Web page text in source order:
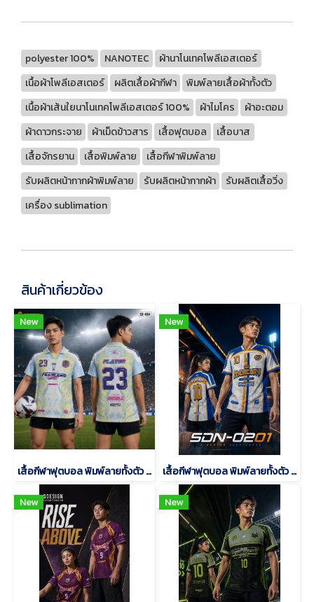
polyester 100% NANOTEC
ผ้านาโนเทคโพลีเอสเตอร์
เนื้อผ้าโพลีเอสเตอร์
ผลิตเสื้อผ้ากีฬา
พิมพ์ลายเสื้อผ้าทั้งตัว
เนื้อผ้าเส้นใยนาโนเทคโพลีเอสเตอร์ 100%
ผ้าไมโคร
ผ้าอะตอม
ผ้าดาวกระจาย
ผ้าเม็ดข้าวสาร เสื้อฟุตบอล
เสื้อบาส
เสื้อจักรยาน
เสื้อพิมพ์ลาย
เสื้อกีฬาพิมพ์ลาย
รับผลิตหน้ากากผ้าพิมพ์ลาย
รับผลิตหน้ากากผ้า
รับผลิตเสื้อวิ่ง
เครื่อง sublimation
สินค้าเกี่ยวข้อง
New
เสื้อกีฬาฟุตบอล พิมพ์ลายทั้งตัว เนื้อผ้า "นาโนเทค"SD-484
New
เสื้อกีฬาฟุตบอล พิมพ์ลายทั้งตัว เนื้อผ้า "นาโนเทค"SDN-0201
New New